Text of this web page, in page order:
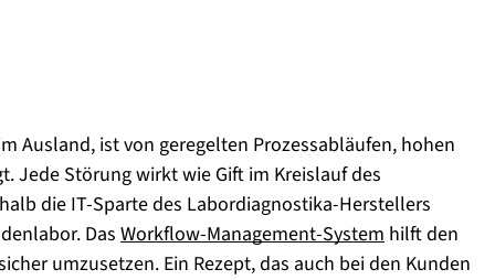
Ausland, ist von geregelten Prozessabläufen, hohen
Jede Störung wirkt wie Gift im Kreislauf des
die IT-Sparte des Labordiagnostika-Herstellers
Das Workflow-Management-System hilft den
umzusetzen. Ein Rezept, das auch bei den Kunden